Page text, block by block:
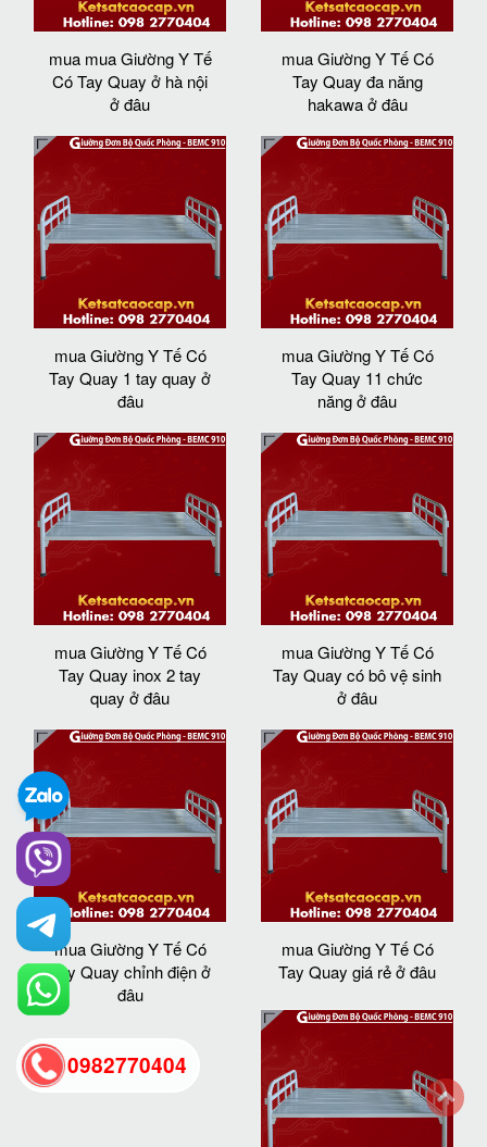
mua mua Giường Y Tế
Có Tay Quay ở hà nội
ở đâu
mua Giường Y Tế Có
Tay Quay đa năng
hakawa ở đâu
mua Giường Y Tế Có
Tay Quay 1 tay quay ở
đâu
mua Giường Y Tế Có
Tay Quay 11 chức
năng ở đâu
mua Giường Y Tế Có
Tay Quay inox 2 tay
quay ở đâu
mua Giường Y Tế Có
Tay Quay có bô vệ sinh
ở đâu
mua Giường Y Tế Có
Tay Quay chỉnh điện ở
đâu
mua Giường Y Tế Có
Tay Quay giá rẻ ở đâu
0982770404